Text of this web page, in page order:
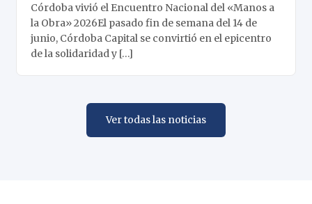
Córdoba vivió el Encuentro Nacional del «Manos a
la Obra» 2026El pasado fin de semana del 14 de
junio, Córdoba Capital se convirtió en el epicentro
de la solidaridad y […]
Ver todas las noticias